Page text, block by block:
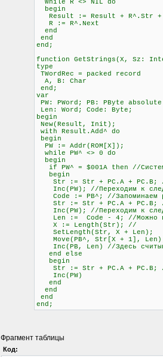
While R <> NIL do
begin
Result := Result + R^.Str +
R := R^.Next
end
end
end;
function GetStrings(X, Sz:
type
TWordRec = packed record
A, B: Char
end;
var
PW: PWord; PB: PByte
Len: Word; Code: Byte;
begin
New(Result, Init);
with Result.Add^ do
begin
PW := Addr(ROM[X]);
while PW^ <> 0 do
begin
if PW^ = $001A then //
begin
Str := Str + PC.A + PC.B; //
Inc(PW); //Переходим к
Code := PB^; //Запоминаем
Str := Str + PC.A + PC.B; //
Inc(PW); //Переходим к
Len := Code - 4; //Можно
X := Length(Str); //
SetLength(Str, X +
Move(PB^, Str[X + 1],
Inc(PB, Len) //Здесь
end else
begin
Str := Str + PC.A + PC.B; //
Inc(PW)
end
end
end
end;
Фрагмент таблицы
Код: